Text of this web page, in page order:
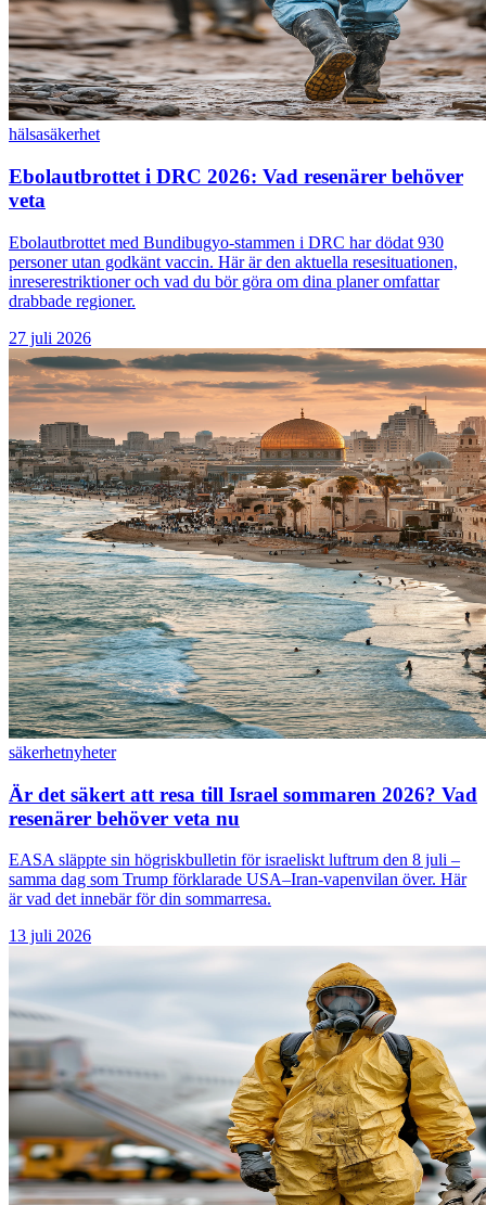
hälsasäkerhet
Ebolautbrottet i DRC 2026: Vad resenärer behöver
veta
Ebolautbrottet med Bundibugyo-stammen i DRC har dödat 930
personer utan godkänt vaccin. Här är den aktuella resesituationen,
inreserestriktioner och vad du bör göra om dina planer omfattar
drabbade regioner.
27 juli 2026
säkerhetnyheter
Är det säkert att resa till Israel sommaren 2026? Vad
resenärer behöver veta nu
EASA släppte sin högriskbulletin för israeliskt luftrum den 8 juli –
samma dag som Trump förklarade USA–Iran-vapenvilan över. Här
är vad det innebär för din sommarresa.
13 juli 2026